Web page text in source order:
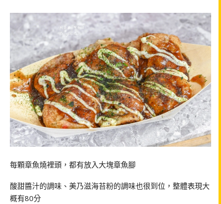
每顆章魚燒裡頭，都有放入大塊章魚腳
酸甜醬汁的調味、美乃滋海苔粉的調味也很到位，整體表現大
概有80分